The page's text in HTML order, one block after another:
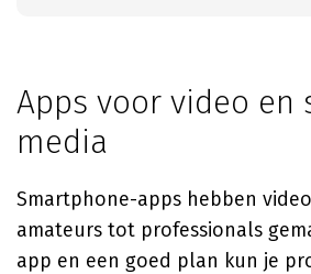
Apps voor video en
media
Smartphone-apps hebben
amateurs tot professionals
app en een goed plan kun je